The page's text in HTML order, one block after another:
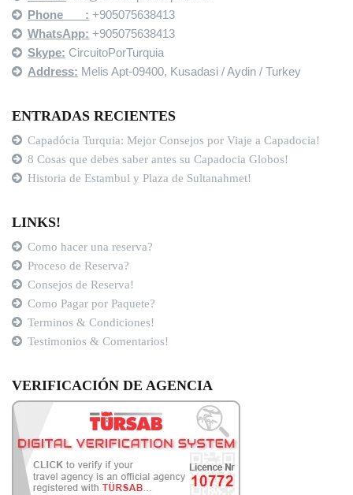
Phone : +905075638413
WhatsApp: +905075638413
Skype: CircuitoPorTurquia
Address: Melis Apt-09400, Kusadasi / Aydin / Turkey
ENTRADAS RECIENTES
Capadócia Turquia: Mejor Consejos por Viaje a Capadocia!
8 Cosas que debes saber antes su Capadocia Globos!
Historia de Estambul y Plaza de Sultanahmet!
LINKS!
Como hacer una reserva?
Proceso de Reserva?
Consejos de Reserva!
Como Pagar por Paquete?
Terminos & Condiciones!
Testimonios & Comentarios!
VERIFICACIÓN DE AGENCIA